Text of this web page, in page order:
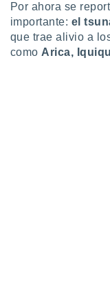
el sitio
se
para
ni para
Por ahora se
importante: el
que trae alivio a
como Arica,